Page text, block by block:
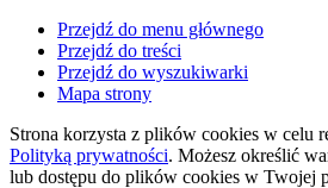
Przejdź do menu głównego
Przejdź do treści
Przejdź do wyszukiwarki
Mapa strony
Strona korzysta z plików cookies w celu
Polityką prywatności. Możesz określić
lub dostępu do plików cookies w Twojej